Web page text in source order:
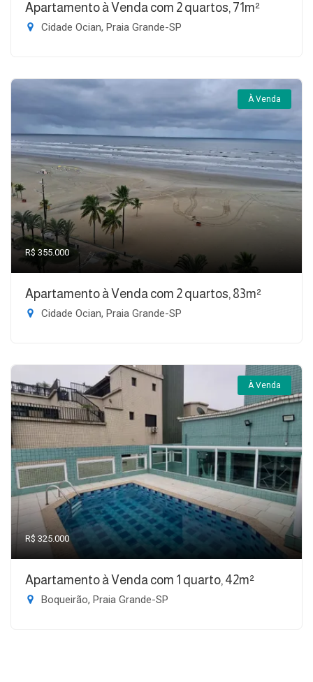
Apartamento à Venda com 2 quartos, 71m²
Cidade Ocian, Praia Grande-SP
À Venda
R$ 355.000
Apartamento à Venda com 2 quartos, 83m²
Cidade Ocian, Praia Grande-SP
À Venda
R$ 325.000
Apartamento à Venda com 1 quarto, 42m²
Boqueirão, Praia Grande-SP